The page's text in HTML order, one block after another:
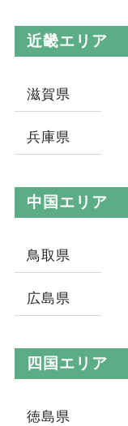
近畿エリア
滋賀県
兵庫県
中国エリア
鳥取県
広島県
四国エリア
徳島県